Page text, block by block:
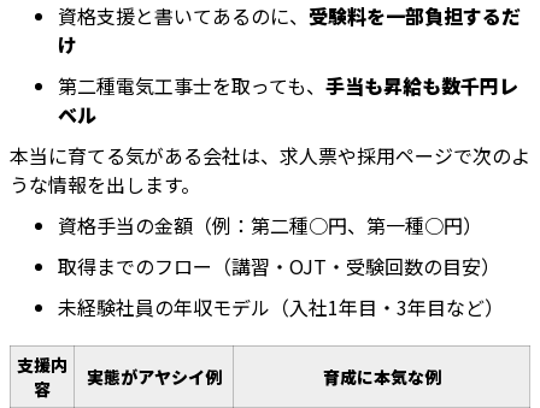
資格支援と書いてあるのに、 受験料を一部負担するだ
け
第二種電気工事士を取っても、 手当も昇給も数千円レ
ベル
本当に育てる気がある会社は、求人票や採用ページで次のよ
うな情報を出します。
資格手当の金額（例：第二種○円、第一種○円）
取得までのフロー（講習・OJT・受験回数の目安）
未経験社員の年収モデル（入社1年目・3年目など）
支援内
容
実態がアヤシイ例 育成に本気な例